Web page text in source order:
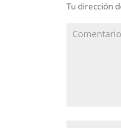
Tu dirección